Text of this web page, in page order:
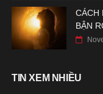
CÁCH
BẬN
TIN XEM NHIỀU